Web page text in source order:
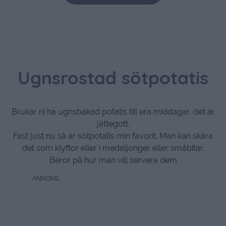
Ugnsrostad sötpotatis
Brukar ni ha ugnsbakad potatis till era middagar, det är
jättegott.
Fast just nu så är sötpotatis min favorit. Man kan skära
det som klyftor eller i medaljonger eller småbitar.
Beror på hur man vill servera dem